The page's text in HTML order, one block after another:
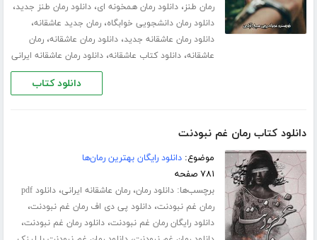
رمان طنز،دانلود رمان همخونه ای،دانلود رمان طنز جدید،
دانلود رمان دانشجویی خوابگاه،رمان جدید عاشقانه،
دانلود رمان عاشقانه جدید،دانلود رمان عاشقانه،رمان
عاشقانه،دانلود کتاب عاشقانه،دانلود رمان عاشقانه ایرانی
دانلود کتاب
دانلود کتاب رمان غم نبودنت
موضوع:دانلود رایگان بهترین رمان‌ها
۷۸۱ صفحه
برچسب‌ها:دانلود رمان،رمان عاشقانه ایرانی،
دانلود pdf
رمان غم نبودنت،دانلود پی دی اف رمان غم نبودنت،
دانلود رایگان رمان غم نبودنت،دانلود رمان غم نبودنت،